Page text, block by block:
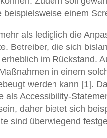
einem
als lediglich die
Betreiber, die sich
im Rückstand.
in einem
werden kann [1].
als Accessibility-
daher bietet sich
sind überwiegend